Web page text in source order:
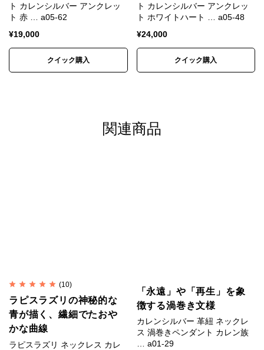
これはスターリングシルバー（Sterling Silver）、
SV925と呼ばれます。
カレンシルバーは銀95%＋銅5%のSV950が用いられ
ます。
世界中を魅了したホワイトハー
とは別格の美しさから人気に火が付きました。
生命や活力を象徴する「赤」のホワイトハートは多く
の人々を魅了し、世界中に交易品として運ばれまし
た。
ト カレンシルバー アンクレッ
ト 赤 … a05-62
¥19,000
クイック購入
ト カレンシルバー アンクレッ
ト ホワイトハート … a05-48
¥24,000
クイック購入
関連商品
(10)
ラピスラズリの神秘的な
青が描く、繊細でたおや
かな曲線
ラピスラズリ ネックレス カレ
「永遠」や「再生」を象
徴する渦巻き文様
カレンシルバー 革紐 ネックレ
ス 渦巻きペンダント カレン族
… a01-29